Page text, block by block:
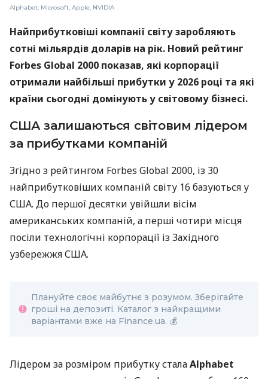
Alphabet, Microsoft, Apple, NVIDIA
Найприбутковіші компанії світу заробляють
сотні мільярдів доларів на рік. Новий рейтинг
Forbes Global 2000 показав, які корпорації
отримали найбільші прибутки у 2026 році та які
країни сьогодні домінують у світовому бізнесі.
США залишаються світовим лідером
за прибутками компаній
Згідно з рейтингом Forbes Global 2000, із 30
найприбутковіших компаній світу 16 базуються у
США. До першої десятки увійшли вісім
американських компаній, а перші чотири місця
посіли технологічні корпорації із Західного
узбережжя США.
Плануйте своє майбутнє з розумом. Зберігайте
гроші на депозиті. Каталог з найкращими
варіантами вже на Finance.ua. 💰
Лідером за розміром прибутку сталаAlphabet